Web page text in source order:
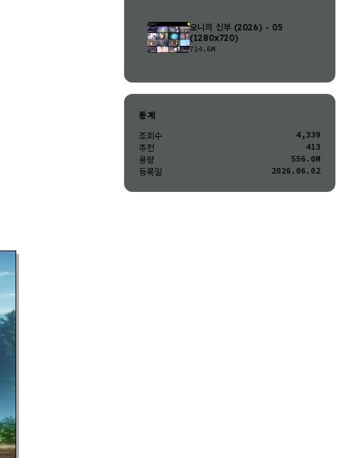
오니의 신부 (2026) - 05
(1280x720)
714.6M
통계
조회수
4,339
추천
413
용량
556.0M
등록일
2026.06.02